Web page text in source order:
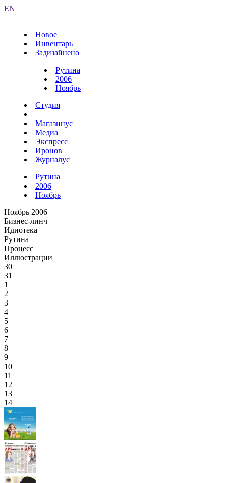
EN
Новое
Инвентарь
Задизайнено
Рутина
2006
Ноябрь
Студия
Магазинус
Медиа
Экспресс
Иронов
Журналус
Рутина
2006
Ноябрь
Ноябрь 2006
Бизнес-линч
Идиотека
Рутина
Процесс
Иллюстрации
30
31
1
2
3
4
5
6
7
8
9
10
11
12
13
14